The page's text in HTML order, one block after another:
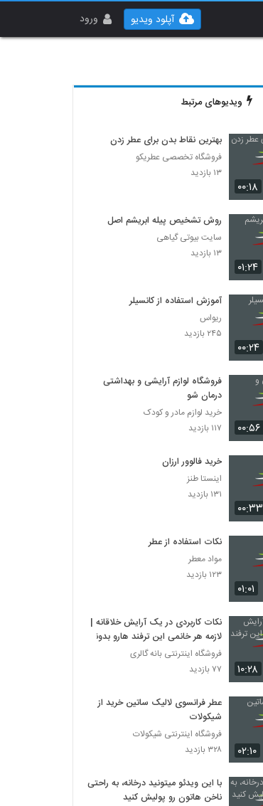
ورود آپلود ویدیو
ویدیوهای مرتبط
۰۰:۱۸
بهترین نقاط بدن برای عطر زدن
فروشگاه تخصصی عطریکو
۱۳ بازدید
۰۱:۲۴
روش تشخیص پیله ابریشم اصل
سایت بیوتی گیاهی
۱۳ بازدید
۰۰:۲۴
آموزش استفاده از کانسیلر
ریواس
۲۴۵ بازدید
۰۰:۵۶
فروشگاه لوازم آرایشی و بهداشتی
درمان شو
خرید لوازم مادر و کودک
۱۱۷ بازدید
۰۰:۳۳
خرید فالوور ارزان
اینستا طنز
۱۳۱ بازدید
۰۱:۰۱
نکات استفاده از عطر
مواد معطر
۱۲۳ بازدید
۱۰:۲۸
نکات کاربردی در یک آرایش خلاقانه |
لازمه هر خانمی این ترفند هارو بدونه
فروشگاه اینترنتی بانه گالری
۷۷ بازدید
۰۲:۱۰
عطر فرانسوی لالیک ساتین خرید از
شیکولات
فروشگاه اینترنتی شیکولات
۳۲۸ بازدید
با این ویدئو میتونید درخانه، به راحتی
ناخن هاتون رو پولیش کنید